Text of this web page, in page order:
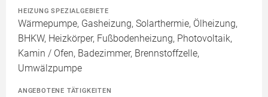
HEIZUNG SPEZIALGEBIETE
Wärmepumpe, Gasheizung, Solarthermie, Ölheizung,
BHKW, Heizkörper, Fußbodenheizung, Photovoltaik,
Kamin / Ofen, Badezimmer, Brennstoffzelle,
Umwälzpumpe
ANGEBOTENE TÄTIGKEITEN